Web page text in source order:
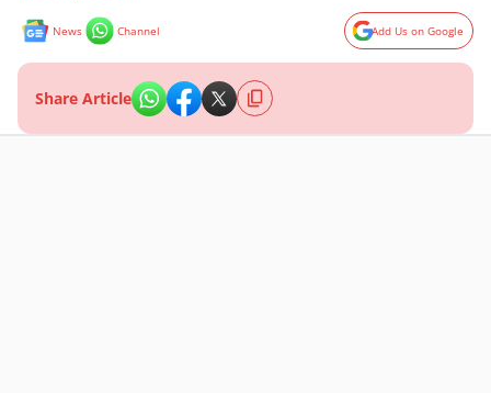
News Channel Add Us on Google
Share Article